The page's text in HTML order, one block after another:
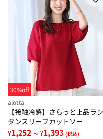
30%off
alotta
【接触冷感】さらっと上品ラン
タンスリーブカットソー
¥1,252 ～ ¥1,393 (税込)